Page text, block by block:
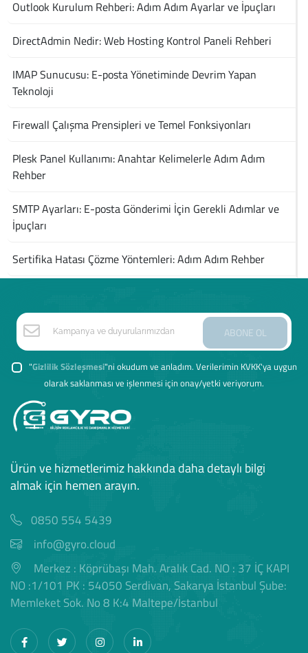
Outlook Kurulum Rehberi: Adım Adım Ayarlar ve İpuçları
DirectAdmin Nedir: Web Hosting Kontrol Paneli Rehberi
IMAP Sunucusu: E-posta Yönetiminde Devrim Yapan
Teknoloji
Firewall Çalışma Prensipleri ve Temel Fonksiyonları
Plesk Panel Kullanımı: Anahtar Kelimelerle Adım Adım
Rehber
SMTP Ayarları: E-posta Gönderimi İçin Gerekli Adımlar ve
İpuçları
Sertifika Hatası Çözme Yöntemleri: Adım Adım Rehber
ABONE OL
"Gizlilik Sözleşmesi"ni okudum ve anladım. Verilerimin KVKK'ya uygun
olarak saklanması ve işlenmesi için onay/yetki veriyorum.
Ürün ve hizmetlerimiz hakkında daha detaylı bilgi
almak için hemen arayın.
0850 554 5439
info@gyro.cloud
Merkez : Köprübaşı Mah. Aralık Cad. NO : 37 İÇ KAPI
NO :1/101 PK : 54050 Serdivan, Sakarya İstanbul Şube:
Memleket Sok. No 8 K:4 Maltepe/İstanbul